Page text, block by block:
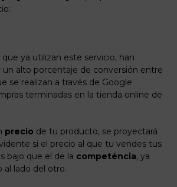
que ya utilizan este servicio, han
alto porcentaje de conversión entre
se realizan a través de Google
terminadas en la tienda online de
precio de tu producto, se proyectará
si el precio al que tu vendes tus
bajo que el de la competéncia, ya
al lado del otro.